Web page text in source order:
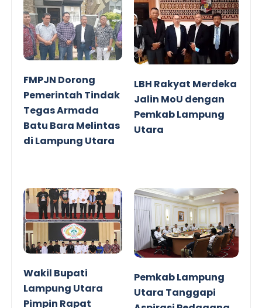
FMPJN Dorong
Pemerintah Tindak
Tegas Armada
Batu Bara Melintas
di Lampung Utara
LBH Rakyat Merdeka
Jalin MoU dengan
Pemkab Lampung
Utara
Wakil Bupati
Lampung Utara
Pimpin Rapat
Pemkab Lampung
Utara Tanggapi